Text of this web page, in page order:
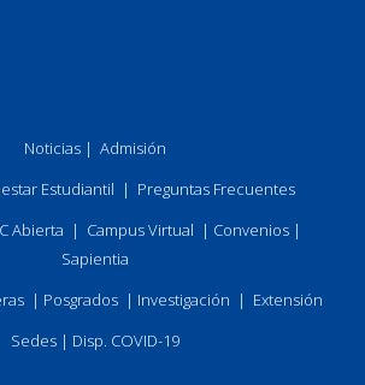
Noticias | Admisión
Estudiantil | Preguntas Frecuentes
Abierta | Campus Virtual | Convenios|
Sapientia
| Posgrados | Investigación | Extensión
Sedes | Disp. COVID-19